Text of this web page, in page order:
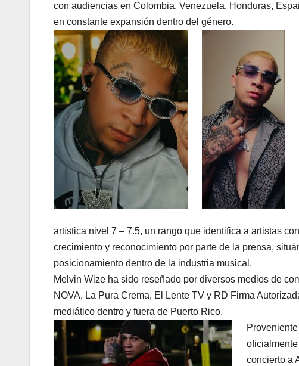
con audiencias en Colombia, Venezuela, Honduras,
en constante expansión dentro del género.
artística nivel 7 – 7.5, un rango que identifica a artistas
crecimiento y reconocimiento por parte de la prensa,
posicionamiento dentro de la industria musical.
Melvin Wize ha sido reseñado por diversos medios de
NOVA, La Pura Crema, El Lente TV y RD Firma
mediático dentro y fuera de Puerto Rico.
concierto a